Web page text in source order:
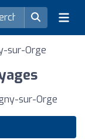
sur-Orge
sur-Orge